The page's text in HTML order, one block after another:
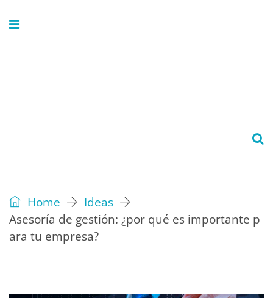
Home
Ideas
Asesoría de gestión: ¿por qué es importante p
ara tu empresa?